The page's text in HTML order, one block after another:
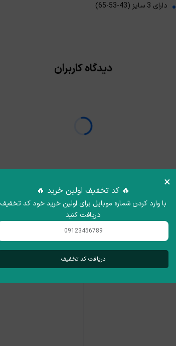
دارای 3 سایز (43-53-65)
دیدگاه کاربران
محصولات مرتبط
× 🔥 کد تخفیف اولین خرید 🔥
با وارد کردن شماره موبایل برای اولین خرید خود کد تخفیف
دریافت کنید
دریافت کد تخفیف